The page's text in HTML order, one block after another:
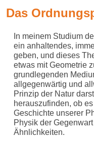
Das
In meinem Studium
ein anhaltendes,
geben, und dieses
etwas mit Geometrie
grundlegenden
allgegenwärtig und
Prinzip der Natur
herauszufinden, ob
Geschichte unserer
Physik der
Ähnlichkeiten.